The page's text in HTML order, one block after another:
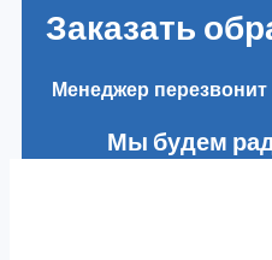
Заказать
Менеджер
Мы будем